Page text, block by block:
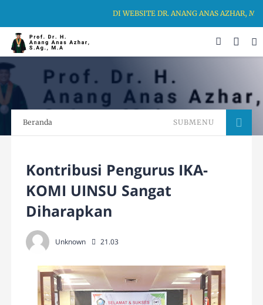
DI WEBSITE DR. ANANG ANAS AZHAR,
Beranda SUBMENU
Kontribusi Pengurus IKA-
KOMI UINSU Sangat
Diharapkan
Unknown 21.03